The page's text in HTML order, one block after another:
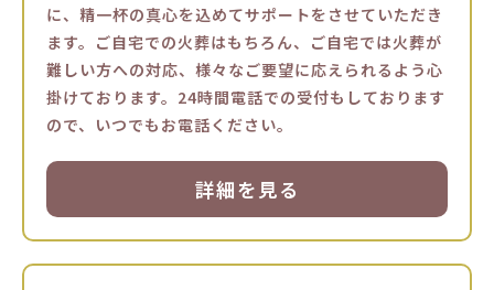
に、精一杯の真心を込めてサポートをさせていただき
ます。ご自宅での火葬はもちろん、ご自宅では火葬が
難しい方への対応、様々なご要望に応えられるよう心
掛けております。24時間電話での受付もしております
ので、いつでもお電話ください。
詳細を見る